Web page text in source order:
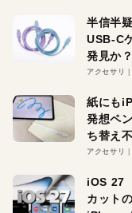
半信半
USB-C
発見か？
アクセサリ
紙にも
発想ペ
ち替え
アクセサリ
iOS 27
カット